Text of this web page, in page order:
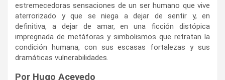
estremecedoras sensaciones de un ser humano que vive
aterrorizado y que se niega a dejar de sentir y, en
definitiva, a dejar de amar, en una ficción distópica
impregnada de metáforas y simbolismos que retratan la
condición humana, con sus escasas fortalezas y sus
dramáticas vulnerabilidades.
Por Hugo Acevedo